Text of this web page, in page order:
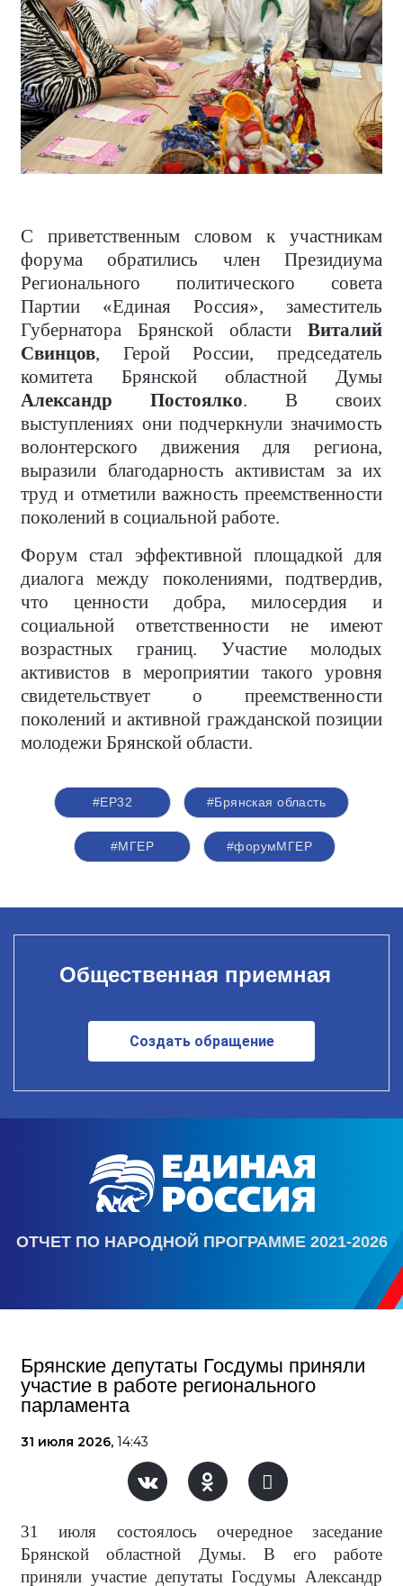
С приветственным словом к участникам
форума обратились член Президиума
Регионального политического совета
Партии «Единая Россия», заместитель
Губернатора Брянской области Виталий
Свинцов, Герой России, председатель
комитета Брянской областной Думы
Александр Постоялко. В своих
выступлениях они подчеркнули значимость
волонтерского движения для региона,
выразили благодарность активистам за их
труд и отметили важность преемственности
поколений в социальной работе.
Форум стал эффективной площадкой для
диалога между поколениями, подтвердив,
что ценности добра, милосердия и
социальной ответственности не имеют
возрастных границ. Участие молодых
активистов в мероприятии такого уровня
свидетельствует о преемственности
поколений и активной гражданской позиции
молодежи Брянской области.
#ЕР32 #Брянская область
#‎МГЕР‬ #форумМГЕР
Общественная приемная
Создать обращение
ОТЧЕТ ПО НАРОДНОЙ ПРОГРАММЕ 2021-2026
Брянские депутаты Госдумы приняли
участие в работе регионального
парламента
31 июля 2026, 14:43
31 июля состоялось очередное заседание
Брянской областной Думы. В его работе
приняли участие депутаты Госдумы Александр